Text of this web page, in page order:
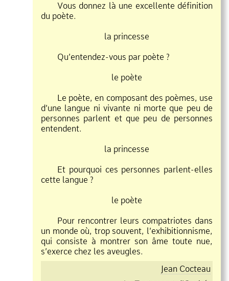
Vous donnez là une excellente définition
du poète.
la princesse
Qu’entendez vous par poète ?
le poète
Le poète, en composant des poèmes, use
d’une langue ni vivante ni morte que peu de
personnes parlent et que peu de personnes
entendent.
la princesse
Et pourquoi ces personnes parlent elles
cette langue ?
le poète
Pour rencontrer leurs compatriotes dans
un monde où, trop souvent, l’exhibitionnisme,
qui consiste à montrer son âme toute nue,
s’exerce chez les aveugles.
Jean Cocteau